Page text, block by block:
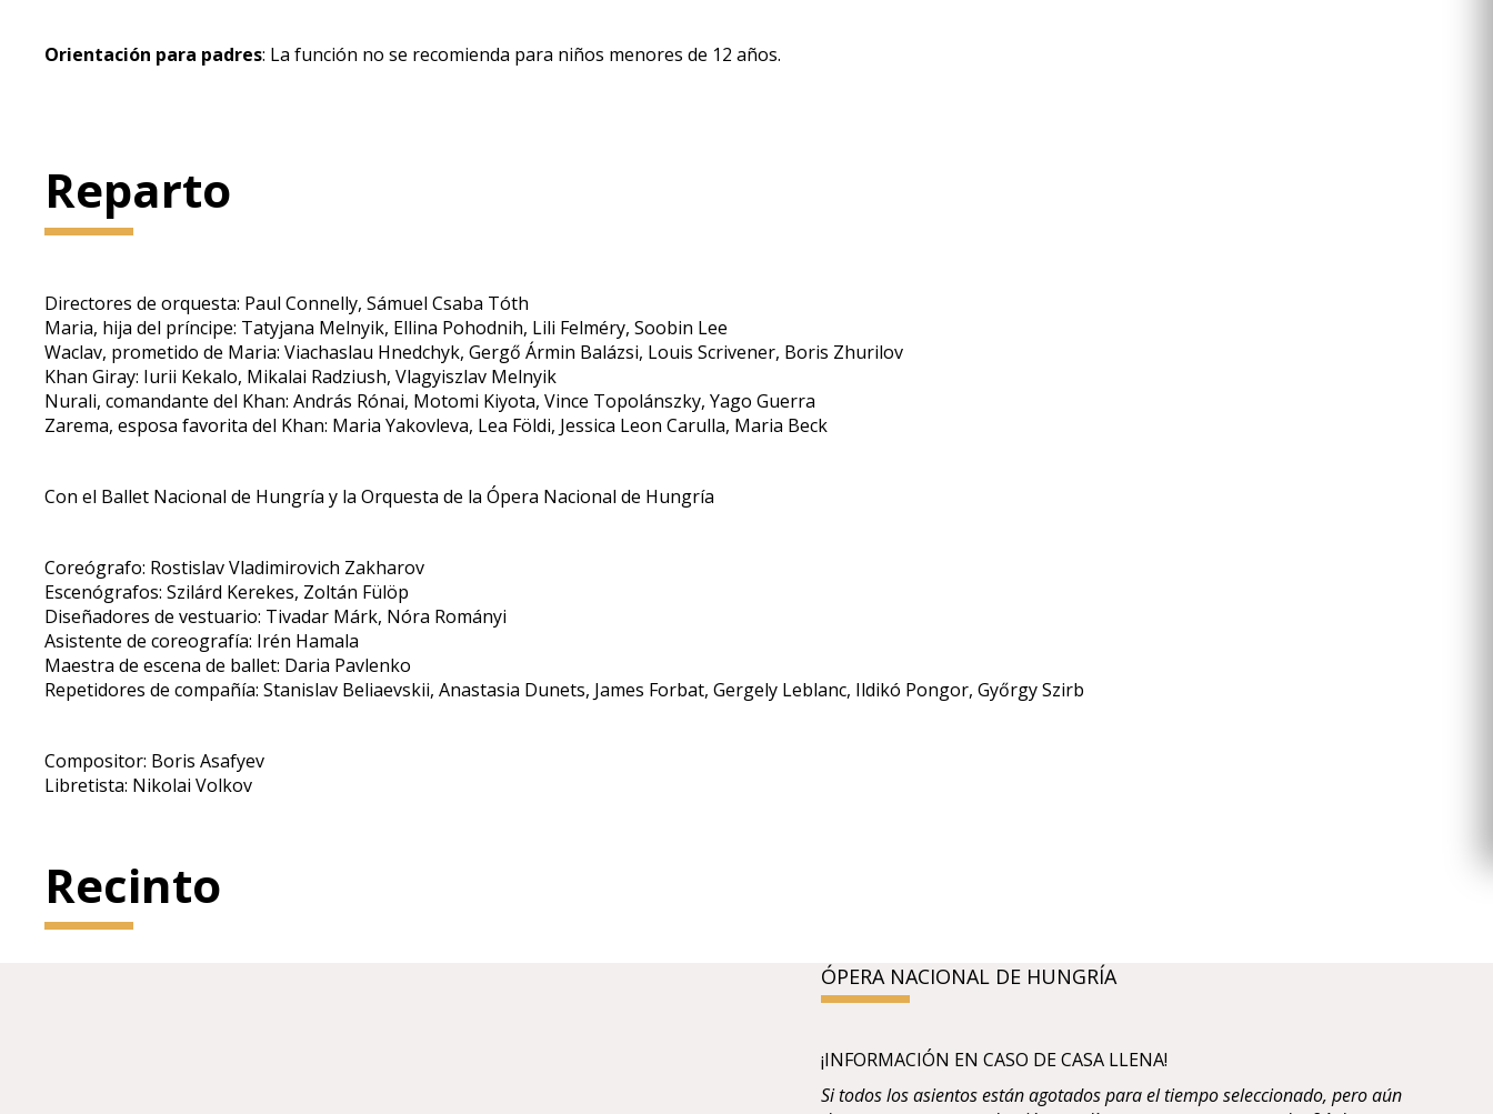
Orientación para padres: La función no se recomienda para niños menores de 12 años.
Reparto
Directores de orquesta: Paul Connelly, Sámuel Csaba Tóth
Maria, hija del príncipe: Tatyjana Melnyik, Ellina Pohodnih, Lili Felméry, Soobin Lee
Waclav, prometido de Maria: Viachaslau Hnedchyk, Gergő Ármin Balázsi, Louis Scrivener, Boris Zhurilov
Khan Giray: Iurii Kekalo, Mikalai Radziush, Vlagyiszlav Melnyik
Nurali, comandante del Khan: András Rónai, Motomi Kiyota, Vince Topolánszky, Yago Guerra
Zarema, esposa favorita del Khan: Maria Yakovleva, Lea Földi, Jessica Leon Carulla, Maria Beck
Con el Ballet Nacional de Hungría y la Orquesta de la Ópera Nacional de Hungría
Coreógrafo: Rostislav Vladimirovich Zakharov
Escenógrafos: Szilárd Kerekes, Zoltán Fülöp
Diseñadores de vestuario: Tivadar Márk, Nóra Rományi
Asistente de coreografía: Irén Hamala
Maestra de escena de ballet: Daria Pavlenko
Repetidores de compañía: Stanislav Beliaevskii, Anastasia Dunets, James Forbat, Gergely Leblanc, Ildikó Pongor, Győrgy Szirb
Compositor: Boris Asafyev
Libretista: Nikolai Volkov
Recinto
ÓPERA NACIONAL DE HUNGRÍA
¡INFORMACIÓN EN CASO DE CASA LLENA!
Si todos los asientos están agotados para el tiempo seleccionado, pero aún